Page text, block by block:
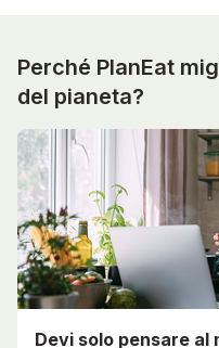
Perché PlanEat
del pianeta?
Devi solo pensare al